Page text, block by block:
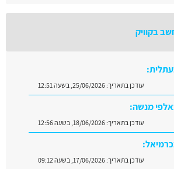
בקוויק
עודכן בתאריך:25/06/2026, בשעה 12:51
מנשה:
עודכן בתאריך:18/06/2026, בשעה 12:56
עודכן בתאריך:17/06/2026, בשעה 09:12